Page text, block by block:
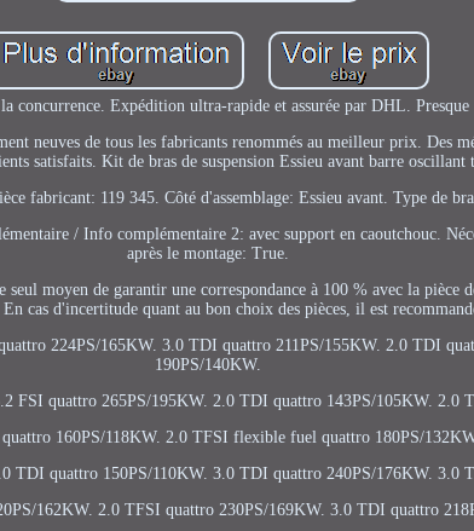
concurrence. Expédition ultra-rapide et assurée par DHL.
neuves de tous les fabricants renommés au meilleur prix. Des
satisfaits. Kit de bras de suspension Essieu avant barre oscillant
fabricant: 119 345. Côté d'assemblage: Essieu avant. Type de
/ Info complémentaire 2: avec support en caoutchouc.
après le montage: True.
moyen de garantir une correspondance à 100 % avec la pièce
cas d'incertitude quant au bon choix des pièces, il est
224PS/165KW. 3.0 TDI quattro 211PS/155KW. 2.0 TDI
190PS/140KW.
FSI quattro 265PS/195KW. 2.0 TDI quattro 143PS/105KW. 2.0
160PS/118KW. 2.0 TFSI flexible fuel quattro 180PS/
TDI quattro 150PS/110KW. 3.0 TDI quattro 240PS/176KW. 3.0
162KW. 2.0 TFSI quattro 230PS/169KW. 3.0 TDI quattro